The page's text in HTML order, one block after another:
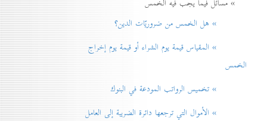
» هل الخمس من ضروريّات الدين؟
» المقياس قيمة يوم الشراء أو قيمة يوم إخراج
الخمس
» تخميس الرواتب المودعة في البنوك
» الأموال التي ترجعها دائرة الضريبة إلی العامل